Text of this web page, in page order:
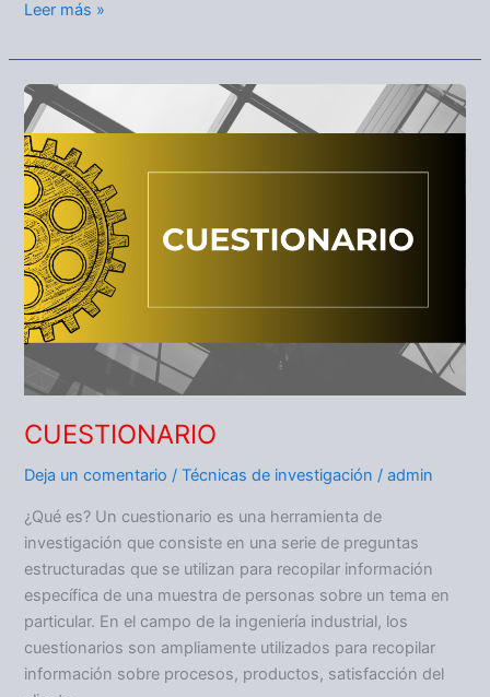
Leer más »
CUESTIONARIO
Deja un comentario /Técnicas de investigación /admin
¿Qué es? Un cuestionario es una herramienta de
investigación que consiste en una serie de preguntas
estructuradas que se utilizan para recopilar información
específica de una muestra de personas sobre un tema en
particular. En el campo de la ingeniería industrial, los
cuestionarios son ampliamente utilizados para recopilar
información sobre procesos, productos, satisfacción del
CUESTIONARIO